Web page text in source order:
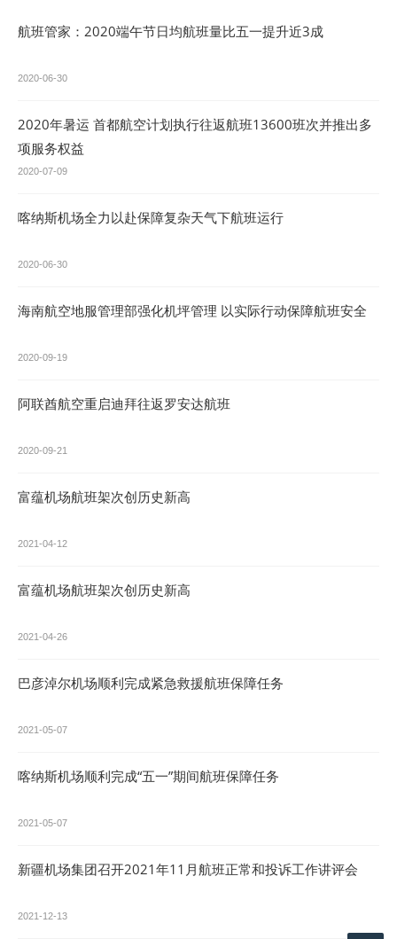
航班管家：2020端午节日均航班量比五一提升近3成
2020-06-30
2020年暑运 首都航空计划执行往返航班13600班次并推出多
项服务权益
2020-07-09
喀纳斯机场全力以赴保障复杂天气下航班运行
2020-06-30
海南航空地服管理部强化机坪管理 以实际行动保障航班安全
2020-09-19
阿联酋航空重启迪拜往返罗安达航班
2020-09-21
​富蕴机场航班架次创历史新高
2021-04-12
富蕴机场航班架次创历史新高
2021-04-26
巴彦淖尔机场顺利完成紧急救援航班保障任务
2021-05-07
喀纳斯机场顺利完成“五一”期间航班保障任务
2021-05-07
新疆机场集团召开2021年11月航班正常和投诉工作讲评会
2021-12-13